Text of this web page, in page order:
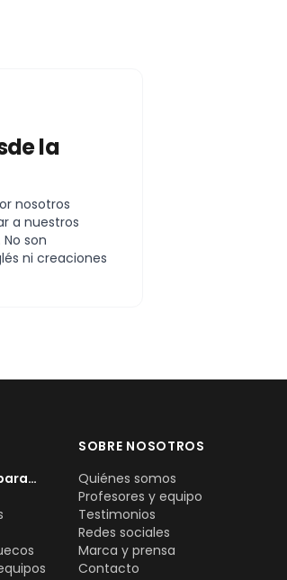
la
nosotros
a nuestros
son
ni creaciones
SOBRE NOSOTROS
Quiénes somos
Profesores y equipo
Testimonios
Redes sociales
Marca y prensa
Contacto